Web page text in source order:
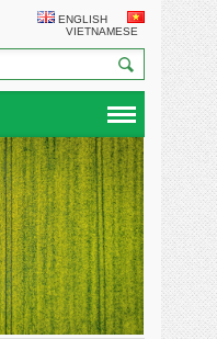
ENGLISH
VIETNAMESE